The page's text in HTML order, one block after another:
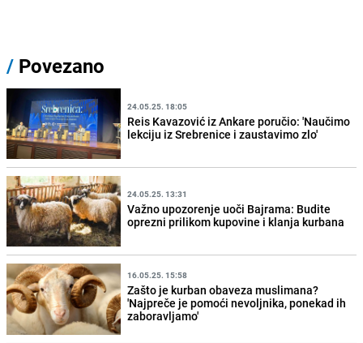
/ Povezano
24.05.25. 18:05
Reis Kavazović iz Ankare poručio: 'Naučimo
lekciju iz Srebrenice i zaustavimo zlo'
24.05.25. 13:31
Važno upozorenje uoči Bajrama: Budite
oprezni prilikom kupovine i klanja kurbana
16.05.25. 15:58
Zašto je kurban obaveza muslimana?
'Najpreče je pomoći nevoljnika, ponekad ih
zaboravljamo'